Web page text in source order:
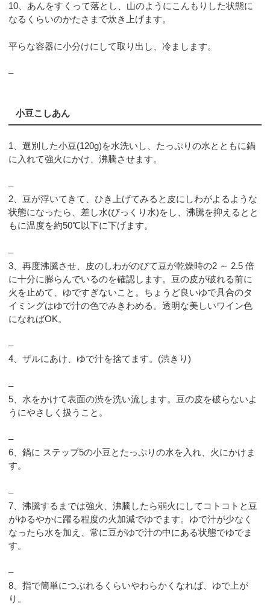
10、あんをすくって落とし、山のようにこんもりした状態に
なるくらいのかたさまで炊き上げます。
平らな容器に小分けにして取り出し、冷まします。
–
小豆こしあん
1、選別した小豆(120g)を水洗いし、たっぷりの水とともに鍋
に入れて強火にかけ、沸騰させます。
–
2、豆が浮いてきて、ひき上げてみると皮にしわがよるような
状態になったら、差し水(びっくり水)をし、沸騰を抑えるとと
もに温度を約50℃以下に下げます。
–
3、再度沸騰させ、皮のしわがのびて豆が乾燥時の2 ～ 2.5 倍
に十分に膨らんでいるのを確認します。豆の皮が破れる前に
火を止めて、ゆですぎないこと。ちょうど良いゆで具合のタ
イミングはゆで汁の色でみきわめる。透明な美しいワイン色
になればOK。
–
4、ザルにあけ、ゆで汁を捨てます。(渋きり)
–
5、水をかけて表面の渋を洗い流します。豆の皮を破らないよ
うにやさしく扱うこと。
–
6、鍋に ステップ5の小豆とたっぷりの水を入れ、火にかけま
す。
–
7、沸騰するまでは強火、沸騰したら弱火にしてコトコトと豆
がゆるやかに躍る程度の火加減でゆでます。ゆで汁が少なく
なったら水を加え、常に豆がゆで汁の中にある状態でゆでま
す。
–
8、指で簡単につぶれるくらいやわらかくなれば、ゆで上が
り。